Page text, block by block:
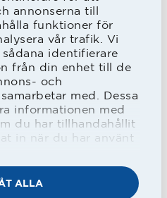
annonserna till
funktioner för
vår trafik. Vi
identifierare
från din enhet till de
och
med. Dessa
informationen med
du har tillhandahållit
in när du har använt
ALLA
är det enda
saker i livet, så nu
gratulera Laholm
serien. Och näst år
den bedriften.
att Emma